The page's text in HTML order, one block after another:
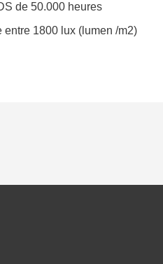
de 50.000 heures
entre 1800 lux (lumen /m2)